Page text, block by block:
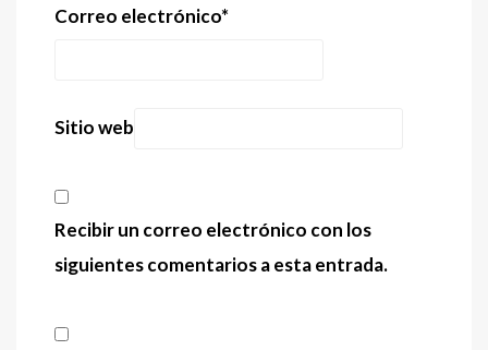
Correo electrónico*
Sitio web
Recibir un correo electrónico con los
siguientes comentarios a esta entrada.